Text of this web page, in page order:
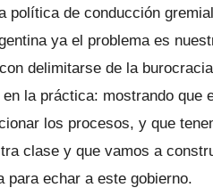
política de conducción
ya el problema es
delimitarse de la
la práctica: mostrando que
los procesos, y que
clase y que vamos a
para echar a este gobierno.